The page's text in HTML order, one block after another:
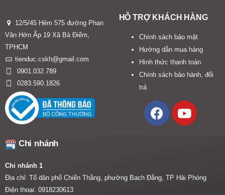
12/5/45 Hẻm 575 đường Phan
Văn Hớn Ấp 19 Xã Bà Điểm,
TPHCM
tienduc.cskh@gmail.com
0901.032.789
0283.590.1826
HỖ TRỢ KHÁCH HÀNG
Chính sách bảo mật
Hướng dẫn mua hàng
Hình thức thanh toán
Chính sách bảo hành, đổi
trả
Chi nhánh
Chi nhánh 1
Địa chỉ: Tổ dân phố Chiến Thắng, phường Bạch Đằng, TP Hải Phòng
Điện thoại: 0918230613